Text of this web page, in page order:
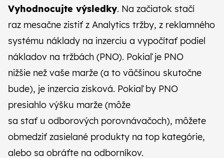
Vyhodnocujte výsledky. Na začiatok stačí
raz mesačne zistiť z Analytics tržby, z reklamného
systému náklady na inzerciu a vypočítať podiel
nákladov na tržbách (PNO). Pokiaľ je PNO
nižšie než vaše marže (a to väčšinou skutočne
bude), je inzercia zisková. Pokiaľ by PNO
presiahlo výšku marže (môže
sa stať u odborových porovnávačoch), môžete
obmedziť zasielané produkty na top kategórie,
alebo sa obráťte na odborníkov.